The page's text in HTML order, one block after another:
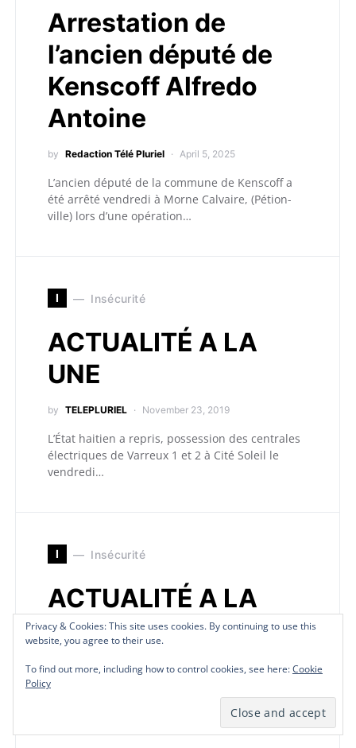
Privacy & Cookies: This site uses cookies. By continuing to use this
website, you agree to their use.
To find out more, including how to control cookies, see here:Cookie
Policy
Arrestation de
l’ancien député de
Kenscoff Alfredo
Antoine
by Redaction Télé Pluriel April 5, 2025
L’ancien député de la commune de Kenscoff a
été arrêté vendredi à Morne Calvaire, (Pétion-
ville) lors d’une opération…
I Insécurité
ACTUALITÉ A LA
UNE
by TELEPLURIEL November 23, 2019
L’État haitien a repris, possession des centrales
électriques de Varreux 1 et 2 à Cité Soleil le
vendredi…
I Insécurité
ACTUALITÉ A LA
UNE
by TELEPLURIEL November 9, 2019
Les travaux de la table de concertation ont
débuté hier, à l’hôtel Marriot. Sous les auspices
Privacy & Cookies: This site uses cookies. By continuing to use this
website, you agree to their use.
To find out more, including how to control cookies, see here:Cookie
Policy
Privacy & Cookies: This site uses cookies. By continuing to use this
website, you agree to their use.
To find out more, including how to control cookies, see here:Cookie
Policy
Privacy & Cookies: This site uses cookies. By continuing to use this
website, you agree to their use.
To find out more, including how to control cookies, see here:Cookie
Policy